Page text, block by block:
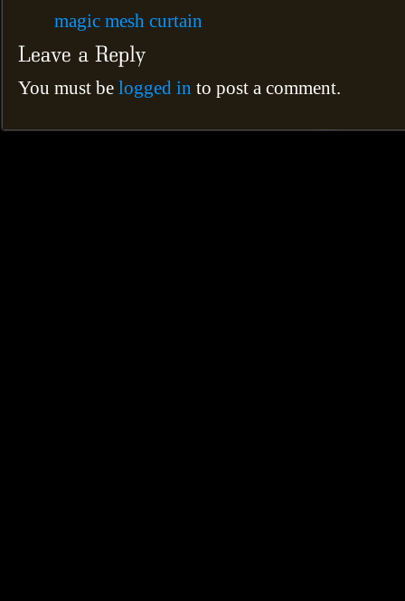
magic mesh curtain
You must be logged in to post a comment.